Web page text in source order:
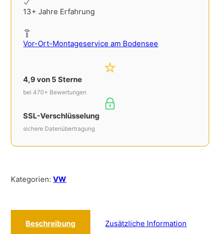
13+ Jahre Erfahrung
Vor-Ort-Montageservice am Bodensee
4,9 von 5 Sterne
bei 470+ Bewertungen
SSL-Verschlüsselung
sichere Datenübertragung
Kategorien:VW
Beschreibung Zusätzliche Information